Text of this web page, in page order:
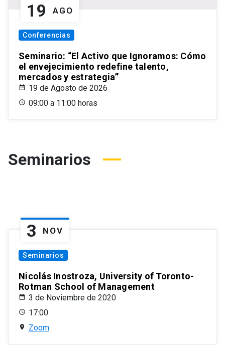
19 AGO
Conferencias
Seminario: “El Activo que Ignoramos: Cómo
el envejecimiento redefine talento,
mercados y estrategia”
19 de Agosto de 2026
09:00 a 11:00 horas
Seminarios
3 NOV
Seminarios
Nicolás Inostroza, University of Toronto-
Rotman School of Management
3 de Noviembre de 2020
17:00
Zoom